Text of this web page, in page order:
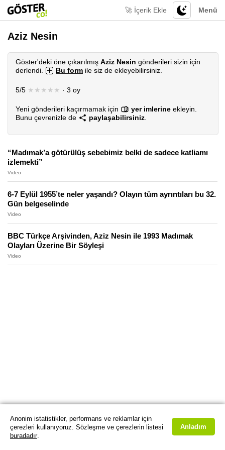
Menü
🚀 İçerik Ekle
Aziz Nesin
Göster'deki öne çıkarılmış Aziz Nesin gönderileri sizin için
derlendi.
Bu form ile siz de ekleyebilirsiniz.
5/5 ★★★★★ · 3 oy
Yeni gönderileri kaçırmamak için yer imlerine ekleyin.
Bunu çevrenizle de
paylaşabilirsiniz
“Madımak’a götürülüş sebebimiz belki de sadece katliamı
izlemekti”
Video
6-7 Eylül 1955’te neler yaşandı? Olayın tüm ayrıntıları bu 32.
Gün belgeselinde
Video
BBC Türkçe Arşivinden, Aziz Nesin ile 1993 Madımak
Olayları Üzerine Bir Söyleşi
Video
Anonim istatistikler, performans ve reklamlar için
çerezleri kullanıyoruz. Sözleşme ve çerezlerin listesi
buradadır.
Anladım